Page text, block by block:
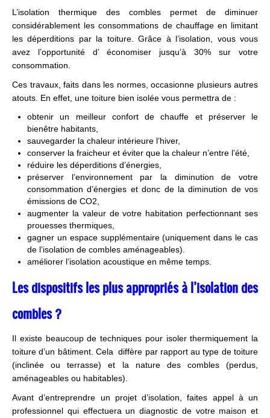
L’isolation thermique des combles permet de diminuer
considérablement les consommations de chauffage en limitant
les déperditions par la toiture. Grâce à l’isolation, vous vous
avez l’opportunité d’ économiser jusqu’à 30% sur votre
consommation.
Ces travaux, faits dans les normes, occasionne plusieurs autres
atouts. En effet, une toiture bien isolée vous permettra de :
obtenir un meilleur confort de chauffe et préserver le
bienêtre habitants,
sauvegarder la chaleur intérieure l’hiver,
conserver la fraicheur et éviter que la chaleur n’entre l’été,
réduire les déperditions d’énergies,
préserver l’environnement par la diminution de votre
consommation d’énergies et donc de la diminution de vos
émissions de CO2,
augmenter la valeur de votre habitation perfectionnant ses
prouesses thermiques,
gagner un espace supplémentaire (uniquement dans le cas
de l’isolation de combles aménageables).
améliorer l’isolation acoustique en même temps.
Les dispositifs les plus appropriés à l’isolation des
combles ?
Il existe beaucoup de techniques pour isoler thermiquement la
toiture d’un bâtiment. Cela diffère par rapport au type de toiture
(inclinée ou terrasse) et la nature des combles (perdus,
aménageables ou habitables).
Avant d’entreprendre un projet d’isolation, faites appel à un
professionnel qui effectuera un diagnostic de votre maison et